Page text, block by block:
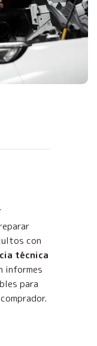
con
técnica
informes
para